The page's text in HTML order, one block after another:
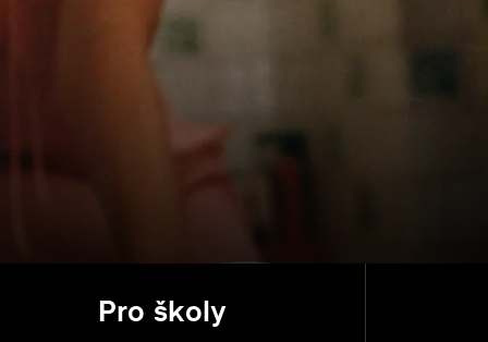
Pro školy